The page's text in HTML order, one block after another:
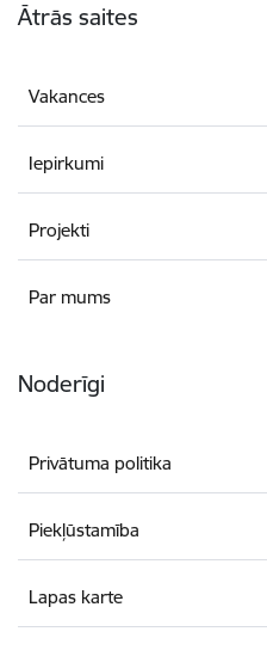
Ātrās saites
Vakances
Iepirkumi
Projekti
Par mums
Noderīgi
Privātuma politika
Piekļūstamība
Lapas karte